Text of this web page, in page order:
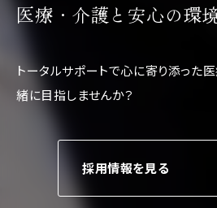
医療・介護と安心の環
トータルサポートで心に寄り添った
緒に目指しませんか？
採用情報を見る